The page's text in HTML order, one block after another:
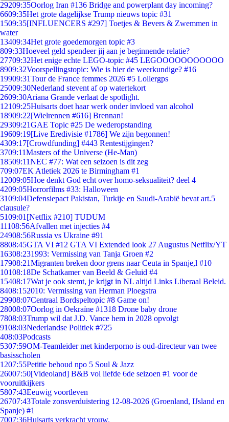
29209:35Oorlog Iran #136 Bridge and powerplant day incoming?
6609:35Het grote dagelijkse Trump nieuws topic #31
1509:35[INFLUENCERS #297] Toetjes & Bevers & Zwemmen in
water
13409:34Het grote goedemorgen topic #3
809:33Hoeveel geld spendeer jij aan je beginnende relatie?
27709:32Het enige echte LEGO-topic #45 LEGOOOOOOOOOOO
8909:32Voorspellingstopic: Wie is hier de weerkundige? #16
19909:31Tour de France femmes 2026 #5 Lollergps
25009:30Nederland stevent af op watertekort
2609:30Ariana Grande verlaat de spotlight.
12109:25Huisarts doet haar werk onder invloed van alcohol
18909:22[Wielrennen #616] Brennan!
29309:21GAE Topic #25 De wederopstanding
19609:19[Live Eredivisie #1786] We zijn begonnen!
4309:17[Crowdfunding] #443 Rentestijgingen?
3709:11Masters of the Universe (He-Man)
18509:11NEC #77: Wat een seizoen is dit zeg
709:07EK Atletiek 2026 te Birmingham #1
12009:05Hoe denkt God echt over homo-seksualiteit? deel 4
4209:05Horrorfilms #33: Halloween
3109:04Defensiepact Pakistan, Turkije en Saudi-Arabië bevat art.5
clausule?
5109:01 [Netflix #210] TUDUM
11108:56Afvallen met injecties #4
24908:56Russia vs Ukraine #91
8808:45GTA VI #12 GTA VI Extended look 27 Augustus Netflix/YT
16308:231993: Vermissing van Tanja Groen #2
17908:21Migranten breken door grens naar Ceuta in Spanje,l #10
10108:18De Schatkamer van Beeld & Geluid #4
15408:17Wat je ook stemt, je krijgt in NL altijd Links Liberaal Beleid.
8408:152010: Vermissing van Herman Ploegstra
29908:07Centraal Bordspeltopic #8 Game on!
28008:07Oorlog in Oekraïne #1318 Drone baby drone
7808:03Trump wil dat J.D. Vance hem in 2028 opvolgt
9108:03Nederlandse Politiek #725
408:03Podcasts
5307:59OM-Teamleider met kinderporno is oud-directeur van twee
basisscholen
1207:55Petitie behoud npo 5 Soul & Jazz
26007:50[Videoland] B&B vol liefde 6de seizoen #1 voor de
vooruitkijkers
5807:43Eeuwig voortleven
26707:43Totale zonsverduistering 12-08-2026 (Groenland, IJsland en
Spanje) #1
7007:36Huisarts verkracht vrouw.